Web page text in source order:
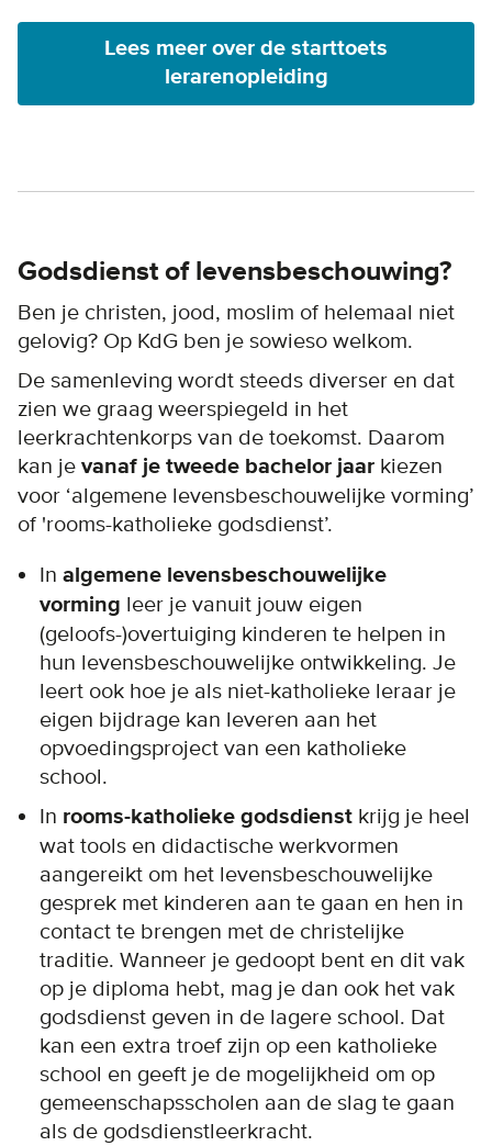
Lees meer over de starttoets
lerarenopleiding
Godsdienst of levensbeschouwing?
Ben je christen, jood, moslim of helemaal niet
gelovig? Op KdG ben je sowieso welkom.
De samenleving wordt steeds diverser en dat
zien we graag weerspiegeld in het
leerkrachtenkorps van de toekomst. Daarom
kan je vanaf je tweede bachelor jaar kiezen
voor ‘algemene levensbeschouwelijke vorming’
of 'rooms-katholieke godsdienst’.
In algemene levensbeschouwelijke
vorming leer je vanuit jouw eigen
(geloofs-)overtuiging kinderen te helpen in
hun levensbeschouwelijke ontwikkeling. Je
leert ook hoe je als niet-katholieke leraar je
eigen bijdrage kan leveren aan het
opvoedingsproject van een katholieke
school.
In rooms-katholieke godsdienst krijg je heel
wat tools en didactische werkvormen
aangereikt om het levensbeschouwelijke
gesprek met kinderen aan te gaan en hen in
contact te brengen met de christelijke
traditie. Wanneer je gedoopt bent en dit vak
op je diploma hebt, mag je dan ook het vak
godsdienst geven in de lagere school. Dat
kan een extra troef zijn op een katholieke
school en geeft je de mogelijkheid om op
gemeenschapsscholen aan de slag te gaan
als de godsdienstleerkracht.